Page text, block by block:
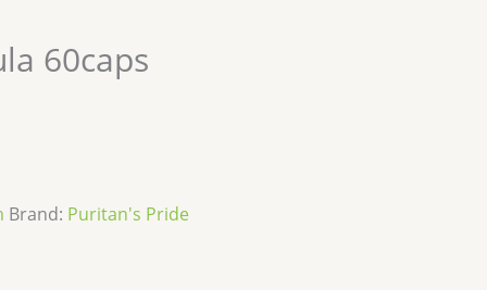
60caps
Brand: Puritan's Pride